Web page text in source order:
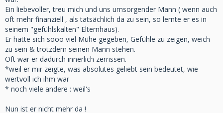
Ein liebevoller, treu mich und uns umsorgender Mann ( wenn auch
oft mehr finanziell , als tatsächlich da zu sein, so lernte er es in
seinem "gefühlskalten" Elternhaus).
Er hatte sich sooo viel Mühe gegeben, Gefühle zu zeigen, weich
zu sein & trotzdem seinen Mann stehen.
Oft war er dadurch innerlich zerrissen.
*weil er mir zeigte, was absolutes geliebt sein bedeutet, wie
wertvoll ich ihm war
* noch viele andere : weil's
Nun ist er nicht mehr da !